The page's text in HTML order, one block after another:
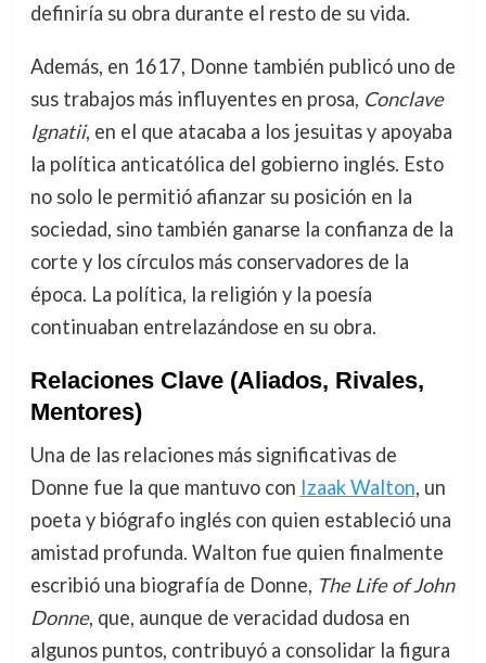
definiría su obra durante el resto de su vida.
Además, en 1617, Donne también publicó uno de
sus trabajos más influyentes en prosa, Conclave
Ignatii, en el que atacaba a los jesuitas y apoyaba
la política anticatólica del gobierno inglés. Esto
no solo le permitió afianzar su posición en la
sociedad, sino también ganarse la confianza de la
corte y los círculos más conservadores de la
época. La política, la religión y la poesía
continuaban entrelazándose en su obra.
Relaciones Clave (Aliados, Rivales,
Mentores)
Una de las relaciones más significativas de
Donne fue la que mantuvo con Izaak Walton, un
poeta y biógrafo inglés con quien estableció una
amistad profunda. Walton fue quien finalmente
escribió una biografía de Donne, The Life of John
Donne, que, aunque de veracidad dudosa en
algunos puntos, contribuyó a consolidar la figura